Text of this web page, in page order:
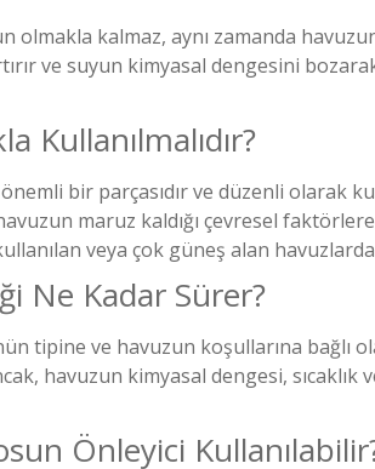
olmakla kalmaz, aynı zamanda
ve suyun kimyasal dengesini
Kullanılmalıdır?
bir parçasıdır ve düzenli olarak
maruz kaldığı çevresel
veya çok güneş alan
Ne Kadar Sürer?
tipine ve havuzun koşullarına bağlı
havuzun kimyasal dengesi,
Önleyici